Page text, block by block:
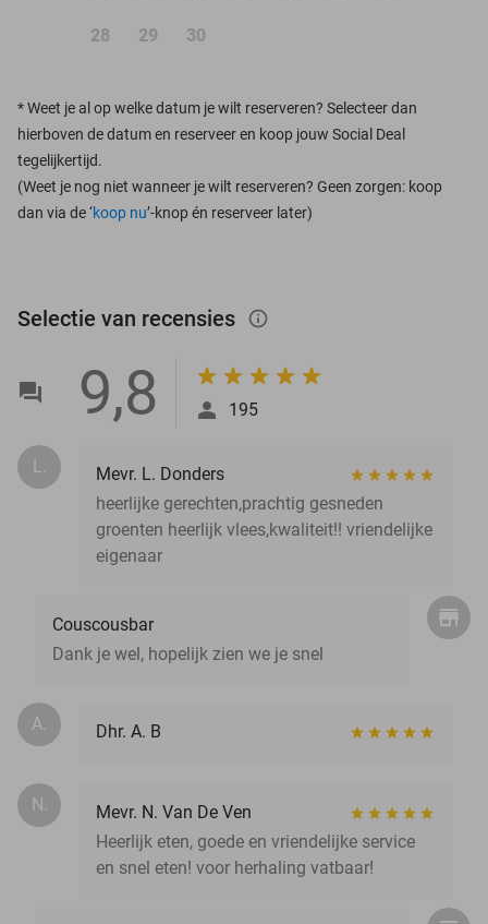
28 29 30
*Weet je al op welke datum je wilt reserveren? Selecteer dan
hierboven de datum en reserveer en koop jouw Social Deal
tegelijkertijd.
(Weet je nog niet wanneer je wilt reserveren? Geen zorgen: koop
dan via de ‘koop nu’-knop én reserveer later)
Selectie van recensies info_outlined
9,8 195
L.
Mevr. L. Donders
heerlijke gerechten,prachtig gesneden
groenten heerlijk vlees,kwaliteit!! vriendelijke
eigenaar
Couscousbar
Dank je wel, hopelijk zien we je snel
A. Dhr. A. B
N.
Mevr. N. Van De Ven
Heerlijk eten, goede en vriendelijke service
en snel eten! voor herhaling vatbaar!